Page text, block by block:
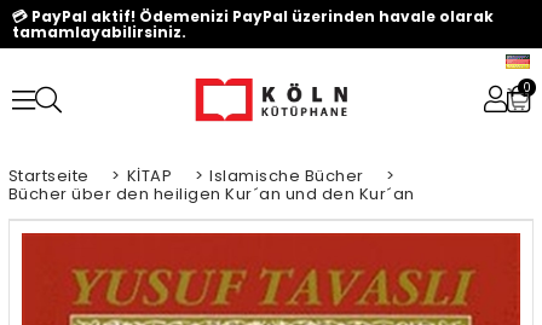
💳 PayPal aktif! Ödemenizi PayPal üzerinden havale olarak
tamamlayabilirsiniz.
0
Startseite > KİTAP > Islamische Bücher >
Bücher über den heiligen Kur´an und den Kur´an